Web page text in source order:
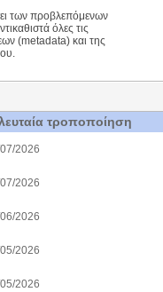
των προβλεπόμενων
όλες τις
(metadata) και της
τροποποίηση
2026
2026
2026
2026
2026